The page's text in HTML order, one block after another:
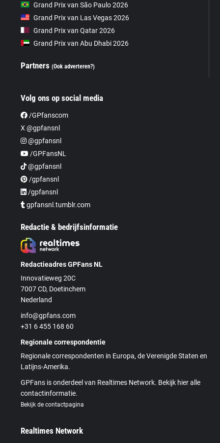
Grand Prix van São Paulo 2026
Grand Prix van Las Vegas 2026
Grand Prix van Qatar 2026
Grand Prix van Abu Dhabi 2026
Partners(Ook adverteren?)
Volg ons op social media
/GPfanscom
X @gpfansnl
@gpfansnl
/GPFansNL
@gpfansnl
/gpfansnl
/gpfansnl
gpfansnl.tumblr.com
Redactie & bedrijfsinformatie
Redactieadres GPFans NL
Innovatieweg 20C
7007 CD, Doetinchem
Nederland
info@gpfans.com
+31 6 455 168 60
Regionale correspondentie
Regionale correspondenten in Europa, de Verenigde Staten en
Latijns-Amerika.
GPFans is onderdeel van Realtimes Network. Bekijk hier alle
contactinformatie.
Bekijk de contactpagina
Realtimes Network